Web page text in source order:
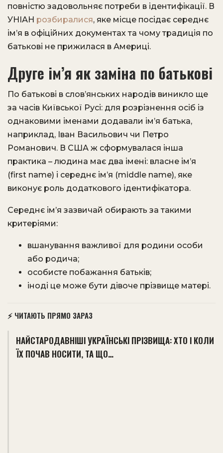
повністю задовольняє потреби в ідентифікації. В
УНІАН розбиралися, яке місце посідає середнє
ім’я в офіційних документах та чому традиція по
батькові не прижилася в Америці.
Друге ім’я як заміна по батькові
По батькові в слов’янських народів виникло ще
за часів Київської Русі: для розрізнення осіб із
однаковими іменами додавали ім’я батька,
наприклад, Іван Васильович чи Петро
Романович. В США ж сформувалася інша
практика – людина має два імені: власне ім’я
(first name) і середнє ім’я (middle name), яке
виконує роль додаткового ідентифікатора.
Середнє ім’я зазвичай обирають за такими
критеріями:
вшанування важливої для родини особи
або родича;
особисте побажання батьків;
іноді це може бути дівоче прізвище матері.
⚡ ЧИТАЮТЬ ПРЯМО ЗАРАЗ
НАЙСТАРОДАВНІШІ УКРАЇНСЬКІ ПРІЗВИЩА: ХТО І КОЛИ
ЇХ ПОЧАВ НОСИТИ, ТА ЩО…